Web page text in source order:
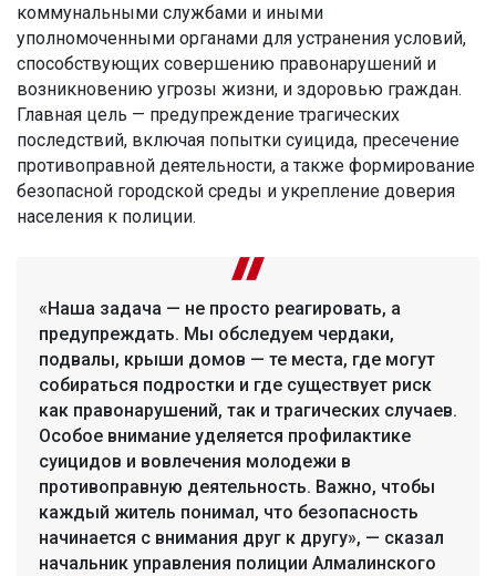
коммунальными службами и иными
уполномоченными органами для устранения условий,
способствующих совершению правонарушений и
возникновению угрозы жизни, и здоровью граждан.
Главная цель — предупреждение трагических
последствий, включая попытки суицида, пресечение
противоправной деятельности, а также формирование
безопасной городской среды и укрепление доверия
населения к полиции.
«Наша задача — не просто реагировать, а
предупреждать. Мы обследуем чердаки,
подвалы, крыши домов — те места, где могут
собираться подростки и где существует риск
как правонарушений, так и трагических случаев.
Особое внимание уделяется профилактике
суицидов и вовлечения молодежи в
противоправную деятельность. Важно, чтобы
каждый житель понимал, что безопасность
начинается с внимания друг к другу», — сказал
начальник управления полиции Алмалинского